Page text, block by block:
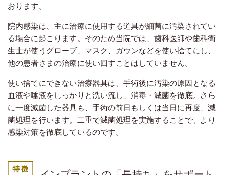
おります。
院内感染は、主に治療に使用する道具が細菌に汚染されてい
る場合に起こります。そのため当院では、歯科医師や歯科衛
生士が使うグローブ、マスク、ガウンなどを使い捨てにし、
他の患者さまの治療に使い回すことはしていません。
使い捨てにできない治療器具は、手術後に汚染の原因となる
血液や唾液をしっかりと洗い流し、消毒・滅菌を徹底。さら
に一度滅菌した器具も、手術の前日もしくは当日に再度、滅
菌処理を行います。二重で滅菌処理を実施することで、より
感染対策を徹底しているのです。